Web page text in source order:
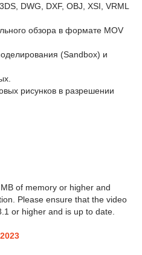
DWG, DXF, OBJ, XSI, VRML
обзора в формате MOV
(Sandbox) и
рисунков в разрешении
of memory or higher and
Please ensure that the video
or higher and is up to date.